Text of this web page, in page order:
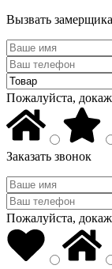
Вызвать замерщика
Пожалуйста,
Заказать звонок
Пожалуйста,